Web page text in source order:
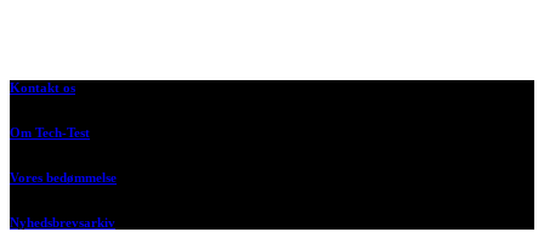
Kontakt os
Om Tech-Test
Vores bedømmelse
Nyhedsbrevsarkiv